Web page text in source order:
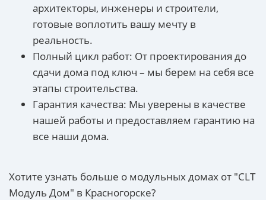
архитекторы, инженеры и строители,
готовые воплотить вашу мечту в
реальность.
Полный цикл работ: От проектирования до
сдачи дома под ключ – мы берем на себя все
этапы строительства.
Гарантия качества: Мы уверены в качестве
нашей работы и предоставляем гарантию на
все наши дома.
Хотите узнать больше о модульных домах от "CLT
Модуль Дом" в Красногорске?